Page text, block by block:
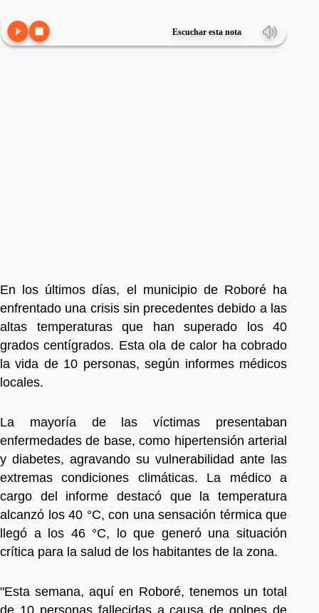
Escuchar esta nota
En los últimos días, el municipio de Roboré ha
enfrentado una crisis sin precedentes debido a las
altas temperaturas que han superado los 40
grados centígrados. Esta ola de calor ha cobrado
la vida de 10 personas, según informes médicos
locales.
La mayoría de las víctimas presentaban
enfermedades de base, como hipertensión arterial
y diabetes, agravando su vulnerabilidad ante las
extremas condiciones climáticas. La médico a
cargo del informe destacó que la temperatura
alcanzó los 40 °C, con una sensación térmica que
llegó a los 46 °C, lo que generó una situación
crítica para la salud de los habitantes de la zona.
"Esta semana, aquí en Roboré, tenemos un total
de 10 personas fallecidas a causa de golpes de